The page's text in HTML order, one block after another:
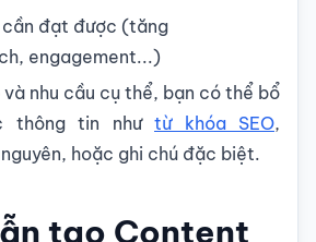
cần đạt được (tăng
engagement...)
và nhu cầu cụ thể, bạn có thể bổ
thông tin như từ khóa SEO,
hoặc ghi chú đặc biệt.
tạo Content